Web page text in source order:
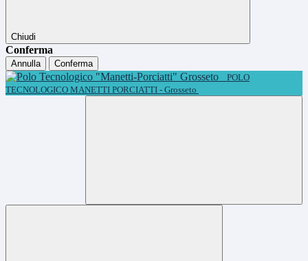
Chiudi
Conferma
Annulla
Conferma
POLO
TECNOLOGICO MANETTI PORCIATTI - Grosseto